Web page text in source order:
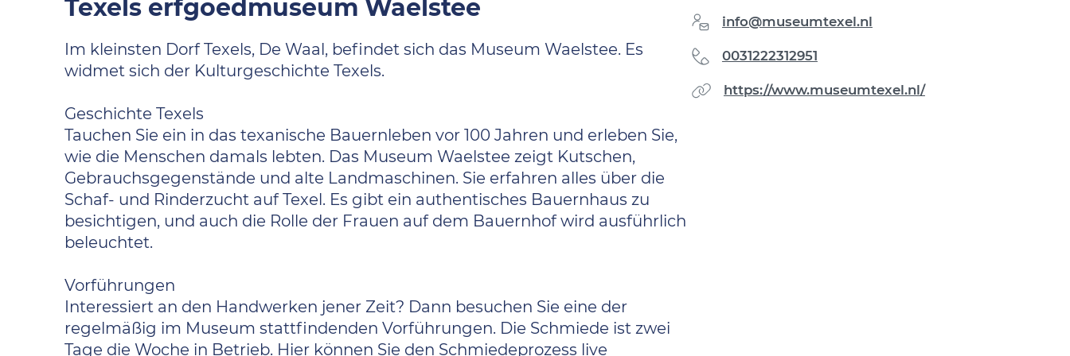
Texels erfgoedmuseum Waelstee
Im kleinsten Dorf Texels, De Waal, befindet sich das Museum Waelstee. Es
widmet sich der Kulturgeschichte Texels.
Geschichte Texels
Tauchen Sie ein in das texanische Bauernleben vor 100 Jahren und erleben Sie,
wie die Menschen damals lebten. Das Museum Waelstee zeigt Kutschen,
Gebrauchsgegenstände und alte Landmaschinen. Sie erfahren alles über die
Schaf- und Rinderzucht auf Texel. Es gibt ein authentisches Bauernhaus zu
besichtigen, und auch die Rolle der Frauen auf dem Bauernhof wird ausführlich
beleuchtet.
Vorführungen
Interessiert an den Handwerken jener Zeit? Dann besuchen Sie eine der
regelmäßig im Museum stattfindenden Vorführungen. Die Schmiede ist zwei
Tage die Woche in Betrieb. Hier können Sie den Schmiedeprozess live
info@museumtexel.nl
0031222312951
https://www.museumtexel.nl/